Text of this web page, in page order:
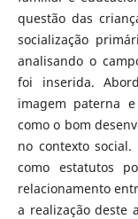
questão das
socialização
analisando o
foi inserida.
imagem paterna
como o bom
no contexto
como estatutos
relacionamento
a realização deste